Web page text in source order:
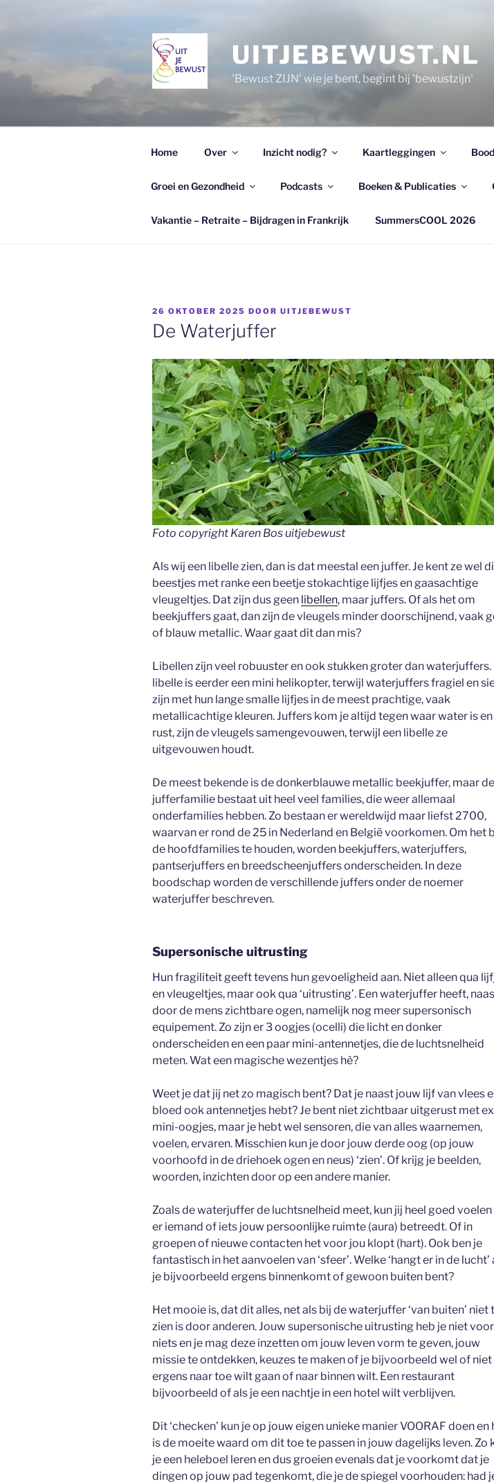
UITJEBEWUST.NL
'Bewust ZIJN' wie je bent, begint bij 'bewustzijn'
Home Over Inzicht nodig? Kaartleggingen
Groei en Gezondheid Podcasts Boeken & Publicaties
Vakantie – Retraite – Bijdragen in Frankrijk SummersCOOL 2026
GEPLAATST
OP
26 OKTOBER 2025 DOOR UITJEBEWUST
De Waterjuffer
Foto copyright Karen Bos uitjebewust
Als wij een libelle zien, dan is dat meestal een juffer. Je kent ze wel
beestjes met ranke een beetje stokachtige lijfjes en gaasachtige
vleugeltjes. Dat zijn dus geen libellen, maar juffers. Of als het om
beekjuffers gaat, dan zijn de vleugels minder doorschijnend, vaak
of blauw metallic. Waar gaat dit dan mis?
Libellen zijn veel robuuster en ook stukken groter dan waterjuffers.
libelle is eerder een mini helikopter, terwijl waterjuffers fragiel en
zijn met hun lange smalle lijfjes in de meest prachtige, vaak
metallicachtige kleuren. Juffers kom je altijd tegen waar water is en
rust, zijn de vleugels samengevouwen, terwijl een libelle ze
uitgevouwen houdt.
De meest bekende is de donkerblauwe metallic beekjuffer, maar de
jufferfamilie bestaat uit heel veel families, die weer allemaal
onderfamilies hebben. Zo bestaan er wereldwijd maar liefst 2700,
waarvan er rond de 25 in Nederland en België voorkomen. Om het
de hoofdfamilies te houden, worden beekjuffers, waterjuffers,
pantserjuffers en breedscheenjuffers onderscheiden. In deze
boodschap worden de verschillende juffers onder de noemer
waterjuffer beschreven.
Supersonische uitrusting
Hun fragiliteit geeft tevens hun gevoeligheid aan. Niet alleen qua
en vleugeltjes, maar ook qua ‘uitrusting’. Een waterjuffer heeft,
door de mens zichtbare ogen, namelijk nog meer supersonisch
equipement. Zo zijn er 3 oogjes (ocelli) die licht en donker
onderscheiden en een paar mini-antennetjes, die de luchtsnelheid
meten. Wat een magische wezentjes hè?
Weet je dat jij net zo magisch bent? Dat je naast jouw lijf van vlees
bloed ook antennetjes hebt? Je bent niet zichtbaar uitgerust met
mini-oogjes, maar je hebt wel sensoren, die van alles waarnemen,
voelen, ervaren. Misschien kun je door jouw derde oog (op jouw
voorhoofd in de driehoek ogen en neus) ‘zien’. Of krijg je beelden,
woorden, inzichten door op een andere manier.
Zoals de waterjuffer de luchtsnelheid meet, kun jij heel goed
er iemand of iets jouw persoonlijke ruimte (aura) betreedt. Of in
groepen of nieuwe contacten het voor jou klopt (hart). Ook ben je
fantastisch in het aanvoelen van ‘sfeer’. Welke ‘hangt er in de lucht’
je bijvoorbeeld ergens binnenkomt of gewoon buiten bent?
Het mooie is, dat dit alles, net als bij de waterjuffer ‘van buiten’ niet
zien is door anderen. Jouw supersonische uitrusting heb je niet voor
niets en je mag deze inzetten om jouw leven vorm te geven, jouw
missie te ontdekken, keuzes te maken of je bijvoorbeeld wel of niet
ergens naar toe wilt gaan of naar binnen wilt. Een restaurant
bijvoorbeeld of als je een nachtje in een hotel wilt verblijven.
Dit ‘checken’ kun je op jouw eigen unieke manier VOORAF doen en
is de moeite waard om dit toe te passen in jouw dagelijks leven. Zo
je een heleboel leren en dus groeien evenals dat je voorkomt dat je
dingen op jouw pad tegenkomt, die je de spiegel voorhouden: had